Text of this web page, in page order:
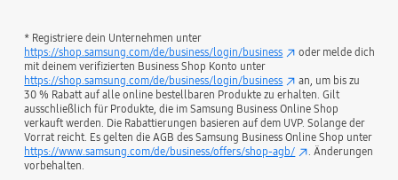
* Registriere dein Unternehmen unter
https://shop.samsung.com/de/business/login/business
oder melde dich
mit deinem verifizierten Business Shop Konto unter
https://shop.samsung.com/de/business/login/business
an, um bis zu
30 % Rabatt auf alle online bestellbaren Produkte zu erhalten. Gilt
ausschließlich für Produkte, die im Samsung Business Online Shop
verkauft werden. Die Rabattierungen basieren auf dem UVP. Solange der
Vorrat reicht. Es gelten die AGB des Samsung Business Online Shop unter
https://www.samsung.com/de/business/offers/shop-agb/
. Änderungen
vorbehalten.